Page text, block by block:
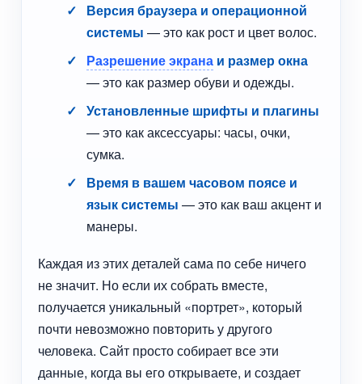
Версия браузера и операционной
системы — это как рост и цвет волос.
Разрешение экрана и размер окна
— это как размер обуви и одежды.
Установленные шрифты и плагины
— это как аксессуары: часы, очки,
сумка.
Время в вашем часовом поясе и
язык системы — это как ваш акцент и
манеры.
Каждая из этих деталей сама по себе ничего
не значит. Но если их собрать вместе,
получается уникальный «портрет», который
почти невозможно повторить у другого
человека. Сайт просто собирает все эти
данные, когда вы его открываете, и создает